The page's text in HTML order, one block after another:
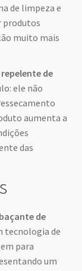
de limpeza e
produtos
muito mais
repelente de
ele não
aumenta a
das
de
tecnologia de
para
um